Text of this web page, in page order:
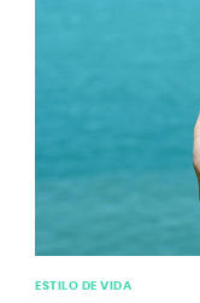
ESTILO DE VIDA